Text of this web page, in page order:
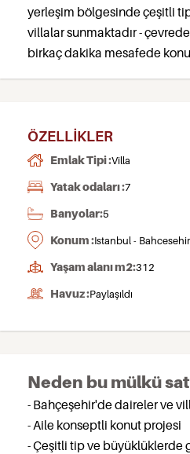
yerleşim bölgesinde çeşitli
villalar sunmaktadır -
birkaç dakika mesafede
ÖZELLIKLER
Emlak Tipi :Villa
Yatak odaları :7
Banyolar:5
Konum :Istanbul - Bahcesehir
Yaşam alanı m2:312
Havuz :Paylaşıldı
Neden bu mülkü
- Bahçeşehir'de daireler ve
- Aile konseptli konut projesi
- Çeşitli tip ve büyüklüklerde